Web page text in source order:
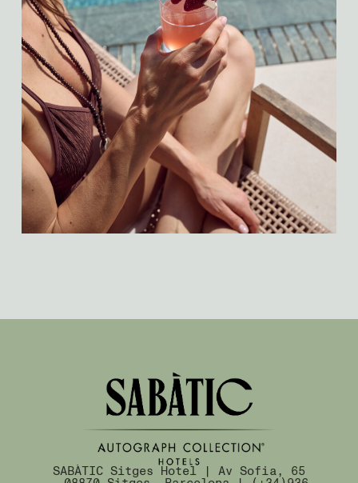
SABÀTIC Sitges Hotel | Av Sofia, 65